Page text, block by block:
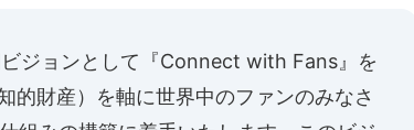
ジョンとして『Connect with Fans』を
的財産）を軸に世界中のファンのみなさ